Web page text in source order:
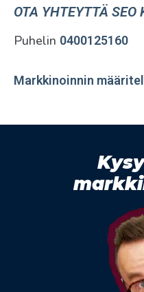
OTA YHTEYTTÄ
Puhelin 0400125160
Markkinoinnin